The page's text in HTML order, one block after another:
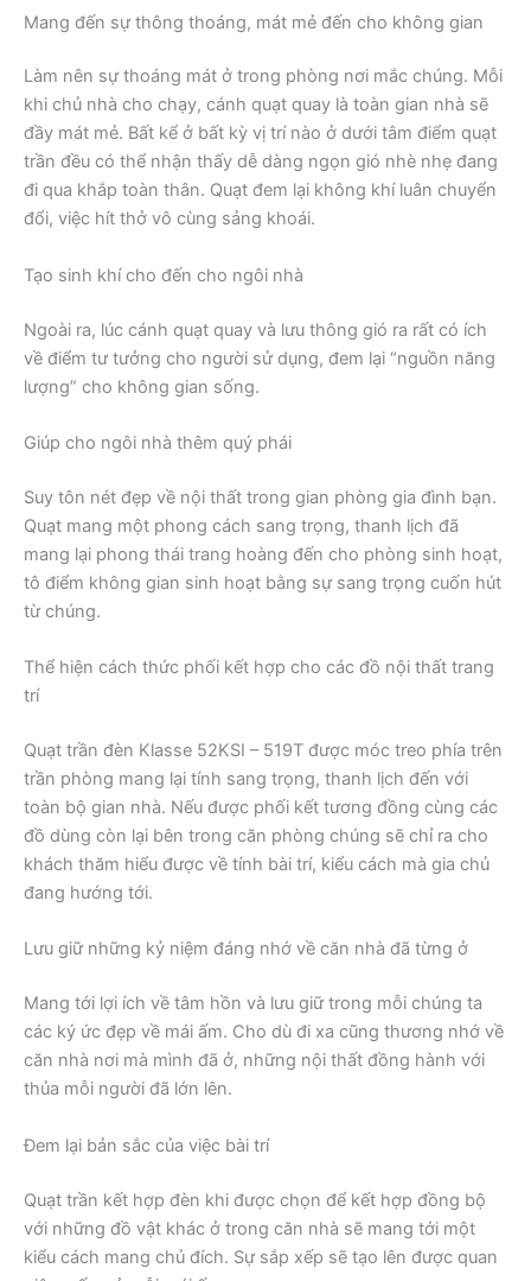
Mang đến sự thông thoáng, mát mẻ đến cho không gian
Làm nên sự thoáng mát ở trong phòng nơi mắc chúng. Mỗi
khi chủ nhà cho chạy, cánh quạt quay là toàn gian nhà sẽ
đầy mát mẻ. Bất kể ở bất kỳ vị trí nào ở dưới tâm điểm quạt
trần đều có thể nhận thấy dễ dàng ngọn gió nhè nhẹ đang
đi qua khắp toàn thân. Quạt đem lại không khí luân chuyển
đổi, việc hít thở vô cùng sảng khoái.
Tạo sinh khí cho đến cho ngôi nhà
Ngoài ra, lúc cánh quạt quay và lưu thông gió ra rất có ích
về điểm tư tưởng cho người sử dụng, đem lại “nguồn năng
lượng” cho không gian sống.
Giúp cho ngôi nhà thêm quý phái
Suy tôn nét đẹp về nội thất trong gian phòng gia đình bạn.
Quạt mang một phong cách sang trọng, thanh lịch đã
mang lại phong thái trang hoàng đến cho phòng sinh hoạt,
tô điểm không gian sinh hoạt bằng sự sang trọng cuốn hút
từ chúng.
Thể hiện cách thức phối kết hợp cho các đồ nội thất trang
trí
Quạt trần đèn Klasse 52KSI – 519T được móc treo phía trên
trần phòng mang lại tính sang trọng, thanh lịch đến với
toàn bộ gian nhà. Nếu được phối kết tương đồng cùng các
đồ dùng còn lại bên trong căn phòng chúng sẽ chỉ ra cho
khách thăm hiểu được về tính bài trí, kiểu cách mà gia chủ
đang hướng tới.
Lưu giữ những kỷ niệm đáng nhớ về căn nhà đã từng ở
Mang tới lợi ích về tâm hồn và lưu giữ trong mỗi chúng ta
các ký ức đẹp về mái ấm. Cho dù đi xa cũng thương nhớ về
căn nhà nơi mà mình đã ở, những nội thất đồng hành với
thủa mỗi người đã lớn lên.
Đem lại bản sắc của việc bài trí
Quạt trần kết hợp đèn khi được chọn để kết hợp đồng bộ
với những đồ vật khác ở trong căn nhà sẽ mang tới một
kiểu cách mang chủ đích. Sự sắp xếp sẽ tạo lên được quan